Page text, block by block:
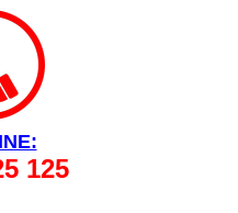
Phước, Lâm
Hòa, Kiên
125